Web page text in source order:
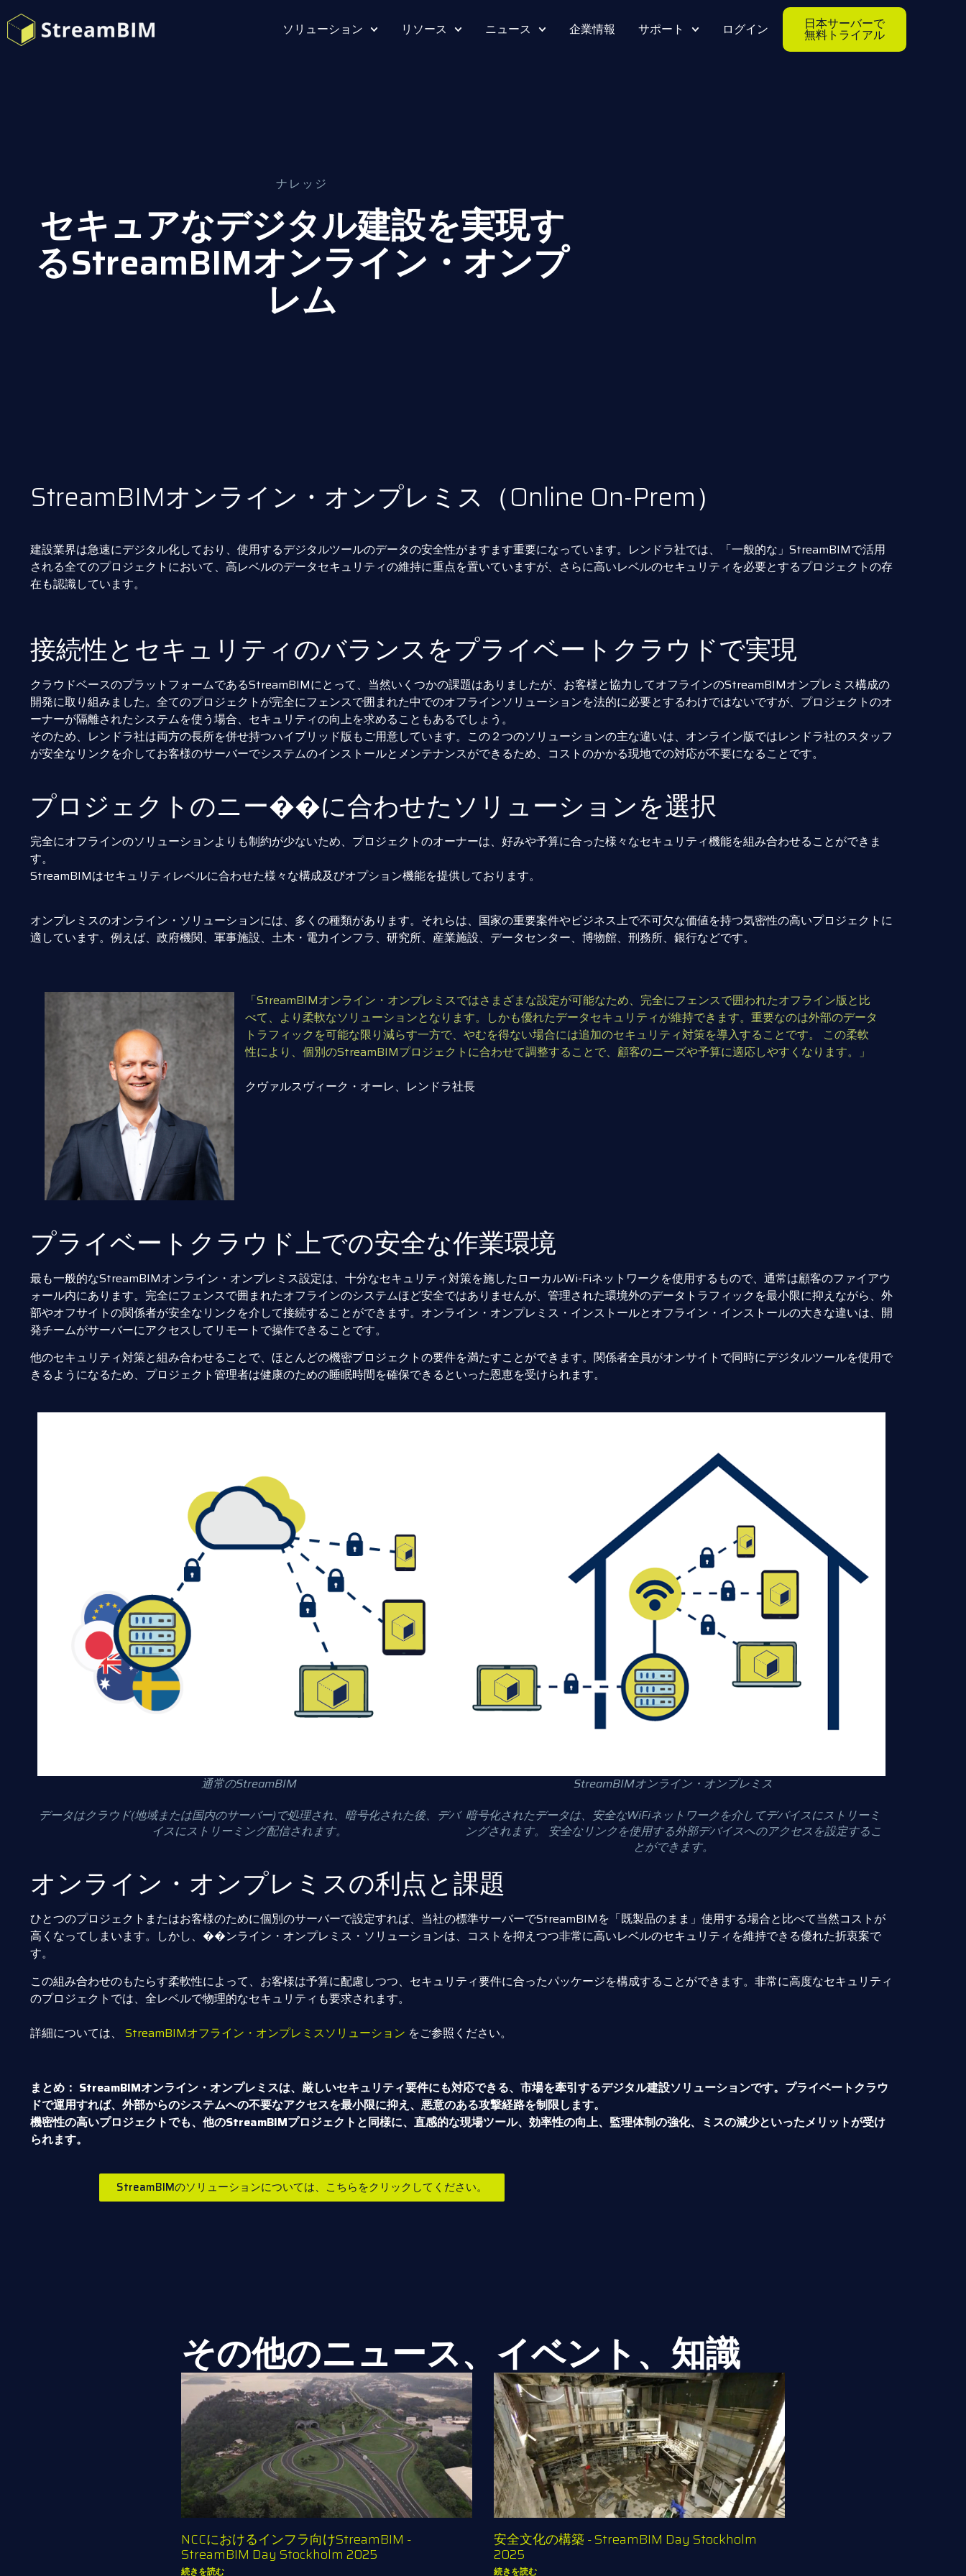
ソリューション リソース ニュース 企業情報 サポート ログイン 日本サーバーで
無料トライアル
ナレッジ
セキュアなデジタル建設を実現す
るStreamBIMオンライン・オンプ
レム
StreamBIMオンライン・オンプレミス（Online On-Prem）
建設業界は急速にデジタル化しており、使用するデジタルツールのデータの安全性がますます重要になっています。レンドラ社では、「一般的な」StreamBIMで活用
される全てのプロジェクトにおいて、高レベルのデータセキュリティの維持に重点を置いていますが、さらに高いレベルのセキュリティを必要とするプロジェクトの存
在も認識しています。
接続性とセキュリティのバランスをプライベートクラウドで実現
クラウドベースのプラットフォームであるStreamBIMにとって、当然いくつかの課題はありましたが、お客様と協力してオフラインのStreamBIMオンプレミス構成の
開発に取り組みました。全てのプロジェクトが完全にフェンスで囲まれた中でのオフラインソリューションを法的に必要とするわけではないですが、プロジェクトのオ
ーナーが隔離されたシステムを使う場合、セキュリティの向上を求めることもあるでしょう。
そのため、レンドラ社は両方の長所を併せ持つハイブリッド版もご用意しています。この２つのソリューションの主な違いは、オンライン版ではレンドラ社のスタッフ
が安全なリンクを介してお客様のサーバーでシステムのインストールとメンテナンスができるため、コストのかかる現地での対応が不要になることです。
プロジェクトのニー��に合わせたソリューションを選択
完全にオフラインのソリューションよりも制約が少ないため、プロジェクトのオーナーは、好みや予算に合った様々なセキュリティ機能を組み合わせることができま
す。
StreamBIMはセキュリティレベルに合わせた様々な構成及びオプション機能を提供しております。
オンプレミスのオンライン・ソリューションには、多くの種類があります。それらは、国家の重要案件やビジネス上で不可欠な価値を持つ気密性の高いプロジェクトに
適しています。例えば、政府機関、軍事施設、土木・電力インフラ、研究所、産業施設、データセンター、博物館、刑務所、銀行などです。
「StreamBIMオンライン・オンプレミスではさまざまな設定が可能なため、完全にフェンスで囲われたオフライン版と比
べて、より柔軟なソリューションとなります。しかも優れたデータセキュリティが維持できます。重要なのは外部のデータ
トラフィックを可能な限り減らす一方で、やむを得ない場合には追加のセキュリティ対策を導入することです。 この柔軟
性により、個別のStreamBIMプロジェクトに合わせて調整することで、顧客のニーズや予算に適応しやすくなります。」
クヴァルスヴィーク・オーレ、レンドラ社長
プライベートクラウド上での安全な作業環境
最も一般的なStreamBIMオンライン・オンプレミス設定は、十分なセキュリティ対策を施したローカルWi-Fiネットワークを使用するもので、通常は顧客のファイアウ
ォール内にあります。完全にフェンスで囲まれたオフラインのシステムほど安全ではありませんが、管理された環境外のデータトラフィックを最小限に抑えながら、外
部やオフサイトの関係者が安全なリンクを介して接続することができます。オンライン・オンプレミス・インストールとオフライン・インストールの大きな違いは、開
発チームがサーバーにアクセスしてリモートで操作できることです。
他のセキュリティ対策と組み合わせることで、ほとんどの機密プロジェクトの要件を満たすことができます。関係者全員がオンサイトで同時にデジタルツールを使用で
きるようになるため、プロジェクト管理者は健康のための睡眠時間を確保できるといった恩恵を受けられます。
通常のStreamBIM
データはクラウド(地域または国内のサーバー)で処理され、暗号化された後、デバ
イスにストリーミング配信されます。
StreamBIMオンライン・オンプレミス
暗号化されたデータは、安全なWiFiネットワークを介してデバイスにストリーミ
ングされます。 安全なリンクを使用する外部デバイスへのアクセスを設定するこ
とができます。
オンライン・オンプレミスの利点と課題
ひとつのプロジェクトまたはお客様のために個別のサーバーで設定すれば、当社の標準サーバーでStreamBIMを「既製品のまま」使用する場合と比べて当然コストが
高くなってしまいます。しかし、��ンライン・オンプレミス・ソリューションは、コストを抑えつつ非常に高いレベルのセキュリティを維持できる優れた折衷案で
す。
この組み合わせのもたらす柔軟性によって、お客様は予算に配慮しつつ、セキュリティ要件に合ったパッケージを構成することができます。非常に高度なセキュリティ
のプロジェクトでは、全レベルで物理的なセキュリティも要求されます。
詳細については、 StreamBIMオフライン・オンプレミスソリューション をご参照ください。
まとめ： StreamBIMオンライン・オンプレミスは、厳しいセキュリティ要件にも対応できる、市場を牽引するデジタル建設ソリューションです。プライベートクラウ
ドで運用すれば、外部からのシステムへの不要なアクセスを最小限に抑え、悪意のある攻撃経路を制限します。
機密性の高いプロジェクトでも、他のStreamBIMプロジェクトと同様に、直感的な現場ツール、効率性の向上、監理体制の強化、ミスの減少といったメリットが受け
られます。
StreamBIMのソリューションについては、こちらをクリックしてください。
その他のニュース、イベント、知識
NCCにおけるインフラ向けStreamBIM -
StreamBIM Day Stockholm 2025
続きを読む
安全文化の構築 - StreamBIM Day Stockholm
2025
続きを読む